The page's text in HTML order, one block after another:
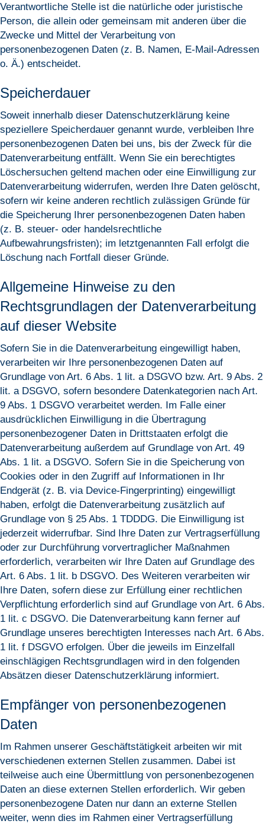
Verantwortliche Stelle ist die natürliche oder juristische
Person, die allein oder gemeinsam mit anderen über die
Zwecke und Mittel der Verarbeitung von
personenbezogenen Daten (z. B. Namen, E-Mail-Adressen
o. Ä.) entscheidet.
Speicherdauer
Soweit innerhalb dieser Datenschutzerklärung keine
speziellere Speicherdauer genannt wurde, verbleiben Ihre
personenbezogenen Daten bei uns, bis der Zweck für die
Datenverarbeitung entfällt. Wenn Sie ein berechtigtes
Löschersuchen geltend machen oder eine Einwilligung zur
Datenverarbeitung widerrufen, werden Ihre Daten gelöscht,
sofern wir keine anderen rechtlich zulässigen Gründe für
die Speicherung Ihrer personenbezogenen Daten haben
(z. B. steuer- oder handelsrechtliche
Aufbewahrungsfristen); im letztgenannten Fall erfolgt die
Löschung nach Fortfall dieser Gründe.
Allgemeine Hinweise zu den
Rechtsgrundlagen der Datenverarbeitung
auf dieser Website
Sofern Sie in die Datenverarbeitung eingewilligt haben,
verarbeiten wir Ihre personenbezogenen Daten auf
Grundlage von Art. 6 Abs. 1 lit. a DSGVO bzw. Art. 9 Abs. 2
lit. a DSGVO, sofern besondere Datenkategorien nach Art.
9 Abs. 1 DSGVO verarbeitet werden. Im Falle einer
ausdrücklichen Einwilligung in die Übertragung
personenbezogener Daten in Drittstaaten erfolgt die
Datenverarbeitung außerdem auf Grundlage von Art. 49
Abs. 1 lit. a DSGVO. Sofern Sie in die Speicherung von
Cookies oder in den Zugriff auf Informationen in Ihr
Endgerät (z. B. via Device-Fingerprinting) eingewilligt
haben, erfolgt die Datenverarbeitung zusätzlich auf
Grundlage von § 25 Abs. 1 TDDDG. Die Einwilligung ist
jederzeit widerrufbar. Sind Ihre Daten zur Vertragserfüllung
oder zur Durchführung vorvertraglicher Maßnahmen
erforderlich, verarbeiten wir Ihre Daten auf Grundlage des
Art. 6 Abs. 1 lit. b DSGVO. Des Weiteren verarbeiten wir
Ihre Daten, sofern diese zur Erfüllung einer rechtlichen
Verpflichtung erforderlich sind auf Grundlage von Art. 6 Abs.
1 lit. c DSGVO. Die Datenverarbeitung kann ferner auf
Grundlage unseres berechtigten Interesses nach Art. 6 Abs.
1 lit. f DSGVO erfolgen. Über die jeweils im Einzelfall
einschlägigen Rechtsgrundlagen wird in den folgenden
Absätzen dieser Datenschutzerklärung informiert.
Empfänger von personenbezogenen
Daten
Im Rahmen unserer Geschäftstätigkeit arbeiten wir mit
verschiedenen externen Stellen zusammen. Dabei ist
teilweise auch eine Übermittlung von personenbezogenen
Daten an diese externen Stellen erforderlich. Wir geben
personenbezogene Daten nur dann an externe Stellen
weiter, wenn dies im Rahmen einer Vertragserfüllung